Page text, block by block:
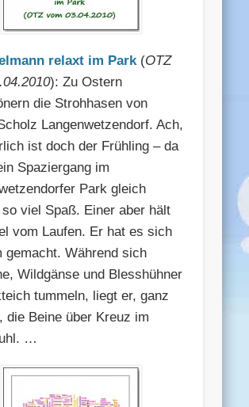
relaxt im Park(OTZ
): Zu Ostern
die Strohhasen von
Langenwetzendorf. Ach,
ist doch der Frühling – da
Spaziergang im
Park gleich
viel Spaß. Einer aber hält
vom Laufen. Er hat es sich
gemacht. Während sich
Wildgänse und Blesshühner
tummeln, liegt er, ganz
die Beine über Kreuz im
…